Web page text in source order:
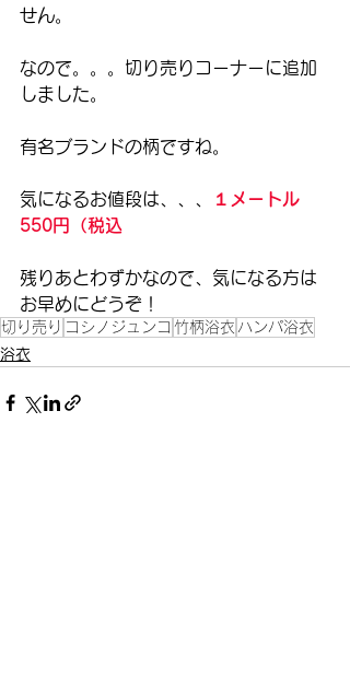
せん。
なので。。。切り売りコーナーに追加
しました。
有名ブランドの柄ですね。
気になるお値段は、、、
１メートル
550円（税込
残りあとわずかなので、気になる方は
お早めにどうぞ！
切り売り コシノジュンコ 竹柄浴衣 ハンパ浴衣
浴衣